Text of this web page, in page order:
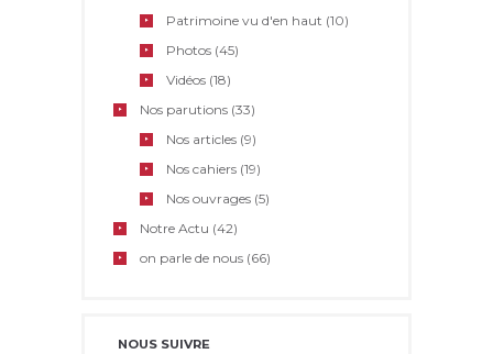
Patrimoine vu d'en haut (10)
Photos (45)
Vidéos (18)
Nos parutions (33)
Nos articles (9)
Nos cahiers (19)
Nos ouvrages (5)
Notre Actu (42)
on parle de nous (66)
NOUS SUIVRE